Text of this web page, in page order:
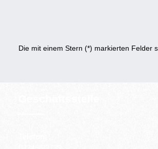
Die mit einem Stern (*) markierten Felder